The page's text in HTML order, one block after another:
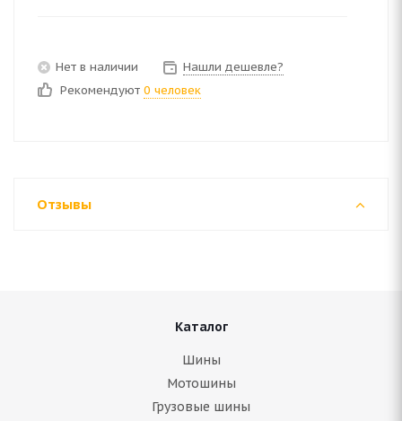
Нет в наличии
Нашли дешевле?
Рекомендуют 0 человек
Отзывы
Каталог
Шины
Мотошины
Грузовые шины